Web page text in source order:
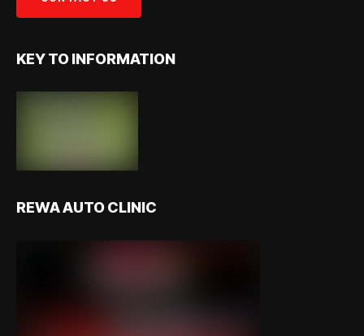
KEY TO INFORMATION
REWA AUTO CLINIC